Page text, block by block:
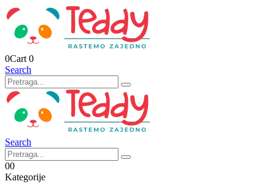
0Cart 0
Search
Search
00
Kategorije